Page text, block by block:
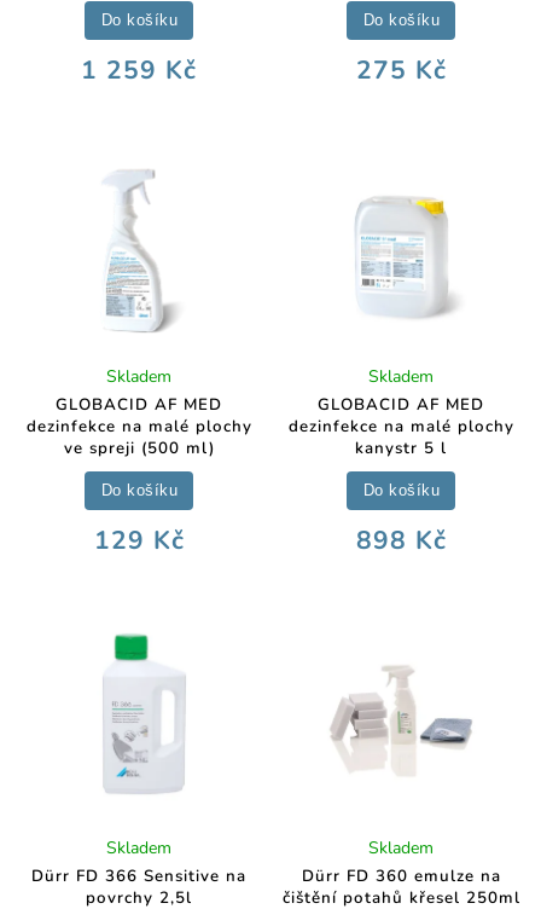
1 259 Kč
Do košíku
275 Kč
Do košíku
GLOBACID AF MED
dezinfekce na malé plochy
ve spreji (500 ml)
Skladem
129 Kč
Do košíku
GLOBACID AF MED
dezinfekce na malé plochy
kanystr 5 l
Skladem
898 Kč
Do košíku
Dürr FD 366 Sensitive na
povrchy 2,5l
Skladem
Dürr FD 360 emulze na
čištění potahů křesel 250ml
Skladem